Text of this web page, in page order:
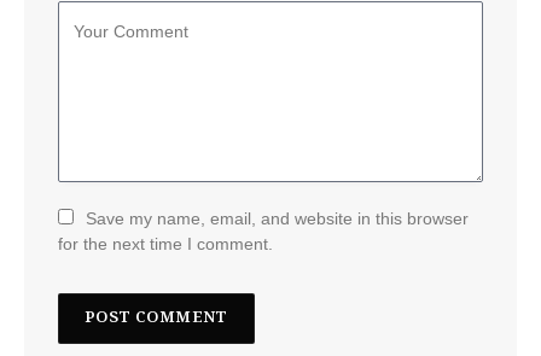
Save my name, email, and website in this browser
for the next time I comment.